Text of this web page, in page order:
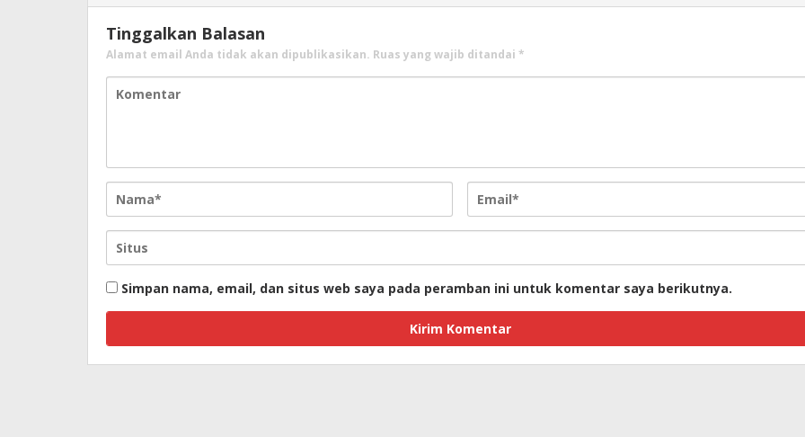
Tinggalkan Balasan
Alamat email Anda tidak akan dipublikasikan. Ruas yang wajib ditandai *
Simpan nama, email, dan situs web saya pada peramban ini untuk komentar saya berikutnya.